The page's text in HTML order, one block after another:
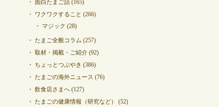
面白たまご話(165)
ワクワクすること (266)
マジック (28)
たまご全般コラム (257)
取材・掲載・ご紹介(92)
ちょっとつぶやき (386)
たまごの海外ニュース (76)
飲食店さまへ(127)
たまごの健康情報（研究など）
(52)